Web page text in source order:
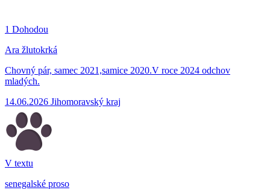
1 Dohodou
Ara žlutokrká
Chovný pár, samec 2021,samice 2020.V roce 2024 odchov
mladých.
14.06.2026 Jihomoravský kraj
V textu
senegalské proso